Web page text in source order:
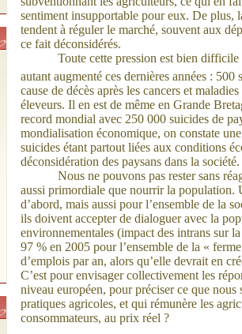
sentiment insupportable pour eux. De plus,
tendent à réguler le marché, souvent aux
ce fait déconsidérés.
Toute cette pression est bien
autant augmenté ces dernières années :
cause de décès après les cancers et
éleveurs. Il en est de même en Grande
record mondial avec 250 000 suicides de
mondialisation économique, on constate
suicides étant partout liées aux conditions
déconsidération des paysans dans la société.
Nous ne pouvons pas rester sans
aussi primordiale que nourrir la population.
d’abord, mais aussi pour l’ensemble de la
ils doivent accepter de dialoguer avec la
environnementales (impact des intrans sur
97 % en 2005 pour l’ensemble de la «
d’emplois par an, alors qu’elle devrait en
C’est pour envisager collectivement les
niveau européen, pour préciser ce que nous
pratiques agricoles, et qui rémunère les
consommateurs, au prix réel ?